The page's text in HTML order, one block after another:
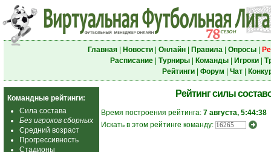
Главная| Новости| Онлайн| Правила| Опросы|
Расписание| Турниры| Команды| Игроки|
Рейтинги| Форум Чат|
Командные рейтинги:
Сила состава
Без игроков сборных
Средний возраст
Прогрессивность
Стадионы
Рейтинг силы
Время построения рейтинга: 7 августа, 5:44:38
Искать в этом рейтинге команду: